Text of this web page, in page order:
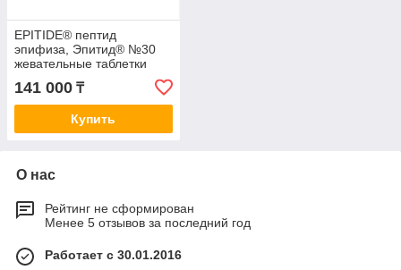
EPITIDE® пептид
эпифиза, Эпитид® №30
жевательные таблетки
141 000 ₸
Купить
О нас
Рейтинг не сформирован
Менее 5 отзывов за последний год
Работает с 30.01.2016